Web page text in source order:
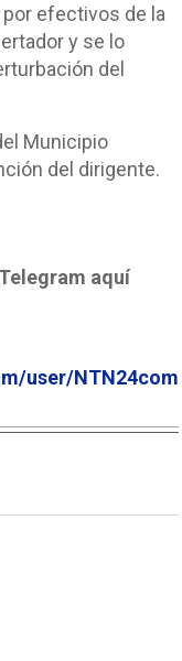
efectivos de la
y se lo
del
Municipio
del dirigente.
aquí
user/NTN24com